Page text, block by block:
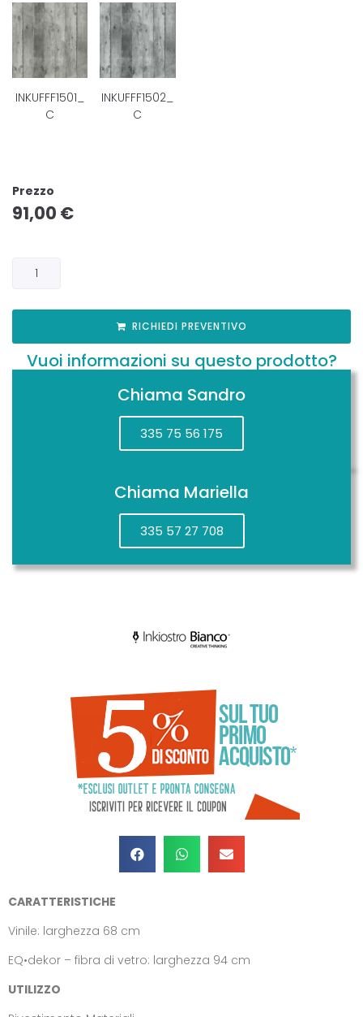
INKUFFF1501_
C
INKUFFF1502_
C
Prezzo
91,00 €
RICHIEDI PREVENTIVO
Vuoi informazioni su questo prodotto?
Chiama Sandro
335 75 56 175
Chiama Mariella
335 57 27 708
CARATTERISTICHE
Vinile: larghezza 68 cm
EQ•dekor – fibra di vetro: larghezza 94 cm
UTILIZZO